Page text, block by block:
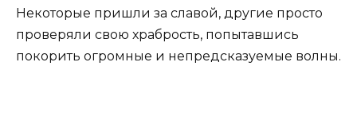
Некоторые пришли за славой, другие просто
проверяли свою храбрость, попытавшись
покорить огромные и непредсказуемые волны.